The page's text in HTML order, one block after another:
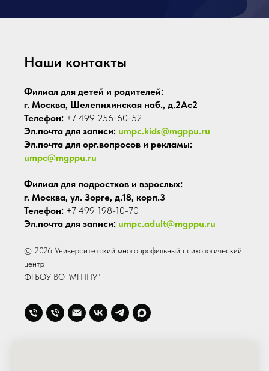
Наши контакты
Филиал для детей и родителей:
г. Москва, Шелепихинская наб., д.2Ас2
Телефон: +7 499 256-60-52
Эл.почта для записи: umpc.kids@mgppu.ru
Эл.почта для орг.вопросов и рекламы:
umpc@mgppu.ru
Филиал для подростков и взрослых:
г. Москва, ул. Зорге, д.18, корп.3
Телефон: +7 499 198-10-70
Эл.почта для записи: umpc.adult@mgppu.ru
© 2026 Университетский многопрофильный психологический
центр
ФГБОУ ВО "МГППУ"